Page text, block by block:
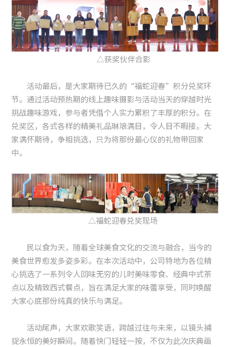
△获奖伙伴合影
活动最后，是大家期待已久的“福蛇迎春”积分兑奖环
节。通过活动预热期的线上趣味摄影与活动当天的穿越时光
挑战趣味游戏，参与者凭借个人实力累积了丰厚的积分。在
兑奖区，各式各样的精美礼品琳琅满目，令人目不暇接。大
家满怀期待，争相挑选，只为将那份最心仪的礼物带回家
中。
△福蛇迎春兑奖现场
民以食为天，随着全球美食文化的交流与融合，当今的
美食世界愈发多姿多彩。在本次活动中，公司特地为各位精
心挑选了一系列令人回味无穷的儿时美味零食、经典中式茶
点以及精致西式餐点，旨在满足大家的味蕾享受，同时唤醒
大家心底那份纯真的快乐与满足。
活动尾声，大家欢歌笑语，跨越过往与未来，以镜头捕
捉永恒的美好瞬间。随着快门轻轻一按，不仅为此次庆典画